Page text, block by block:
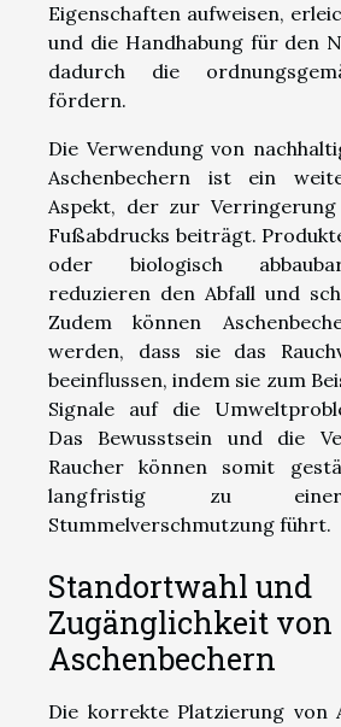
Eigenschaften aufweisen,
und die Handhabung für den
dadurch die
fördern.
Die Verwendung von
Aschenbechern ist ein
Aspekt, der zur Verringerung
Fußabdrucks beiträgt.
oder biologisch
reduzieren den Abfall und
Zudem können
werden, dass sie das
beeinflussen, indem sie zum
Signale auf die
Das Bewusstsein und die
Raucher können somit
langfristig zu einer
Stummelverschmutzung führt.
Standortwahl und
Zugänglichkeit von
Aschenbechern
Die korrekte Platzierung von